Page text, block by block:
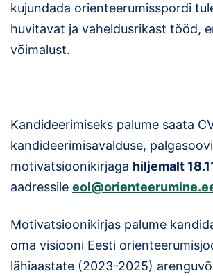
kujundada orienteerumisspordi
huvitavat ja vaheldusrikast tööd,
võimalust.
Kandideerimiseks palume saata
kandideerimisavalduse,
motivatsioonikirjaga hiljemalt
aadressile
Motivatsioonikirjas palume
oma visiooni Eesti
lähiaastate (2023-2025)